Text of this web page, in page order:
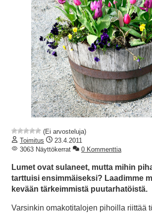
(Ei arvosteluja)
Toimitus
23.4.2011
3063 Näyttökerrat
0 Kommenttia
Lumet ovat sulaneet, mutta mihin
tarttuisi ensimmäiseksi? Laadimme
kevään tärkeimmistä puutarhatöistä.
Varsinkin omakotitalojen pihoilla riittää